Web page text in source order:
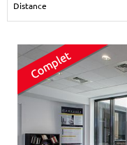
Type de location
Votre date d'entrée